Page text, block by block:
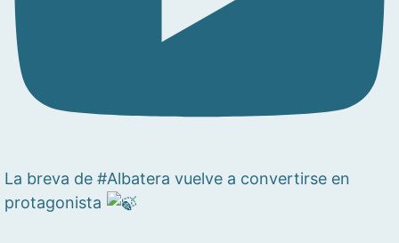
La breva de #Albatera vuelve a convertirse en
protagonista